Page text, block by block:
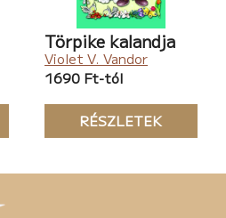
Törpike kalandja
Violet V. Vandor
1690 Ft-tól
RÉSZLETEK